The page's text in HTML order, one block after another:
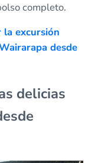
completo.
la excursión
desde
delicias